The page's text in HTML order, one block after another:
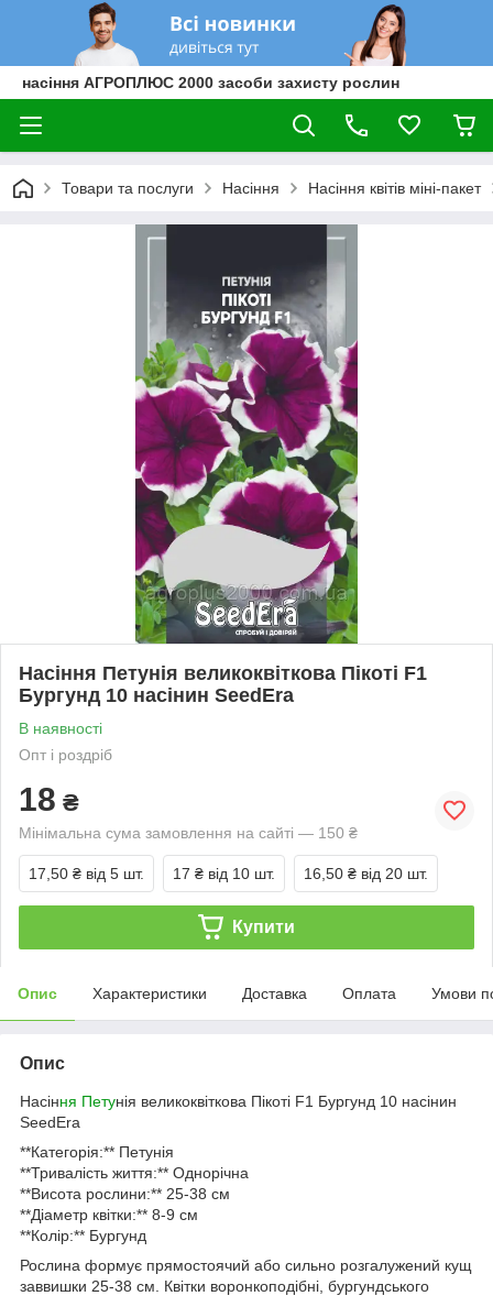
насіння АГРОПЛЮС 2000 засоби захисту рослин
Товари та послуги Насіння Насіння квітів міні-пакет
Насіння Петунія великоквіткова Пікоті F1
Бургунд 10 насінин SeedEra
В наявності
Опт і роздріб
18 ₴
Мінімальна сума замовлення на сайті — 150 ₴
17,50 ₴ від 5 шт. 17 ₴ від 10 шт. 16,50 ₴ від 20 шт.
Купити
Опис Характеристики Доставка Оплата Умови
Опис
Насіння Петунія великоквіткова Пікоті F1 Бургунд 10 насінин
SeedEra
**Категорія:** Петунія
**Тривалість життя:** Однорічна
**Висота рослини:** 25-38 см
**Діаметр квітки:** 8-9 см
**Колір:** Бургунд
Рослина формує прямостоячий або сильно розгалужений кущ
заввишки 25-38 см. Квітки воронкоподібні, бургундського